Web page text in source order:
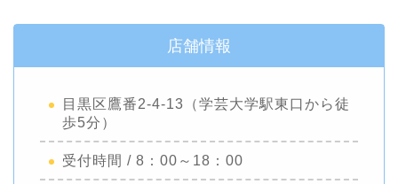
店舗情報
目黒区鷹番2-4-13（学芸大学駅東口から徒
歩5分）
受付時間 / 8：00～18：00